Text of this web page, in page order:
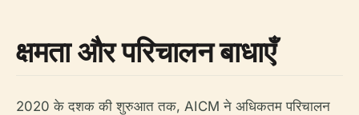
क्षमता और परिचालन बाधाएँ
2020 के दशक की शुरुआत तक, AICM ने अधिकतम परिचालन